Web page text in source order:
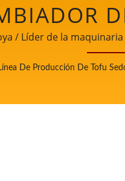
EN
/
/ Líder de la
prioridad en la
De Producción De Tofu